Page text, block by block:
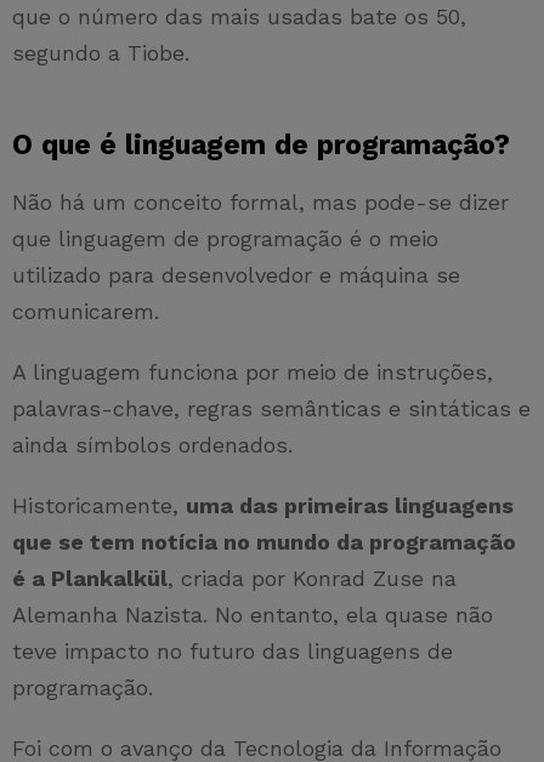
que o número das mais usadas bate os 50,
segundo a Tiobe.
O que é linguagem de programação?
Não há um conceito formal, mas pode-se dizer
que linguagem de programação é o meio
utilizado para desenvolvedor e máquina se
comunicarem.
A linguagem funciona por meio de instruções,
palavras-chave, regras semânticas e sintáticas e
ainda símbolos ordenados.
Historicamente, uma das primeiras linguagens
que se tem notícia no mundo da programação
é a Plankalkül, criada por Konrad Zuse na
Alemanha Nazista. No entanto, ela quase não
teve impacto no futuro das linguagens de
programação.
Foi com o avanço da Tecnologia da Informação